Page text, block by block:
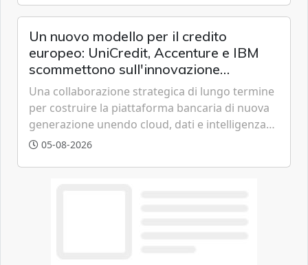
Un nuovo modello per il credito
europeo: UniCredit, Accenture e IBM
scommettono sull'innovazione
tecnologica
Una collaborazione strategica di lungo termine
per costruire la piattaforma bancaria di nuova
generazione unendo cloud, dati e intelligenza
artificiale.
05-08-2026